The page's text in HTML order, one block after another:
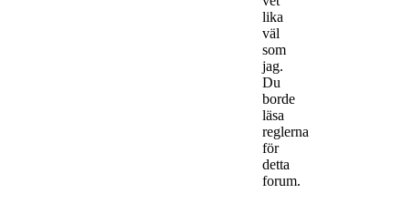
lika
väl
som
jag.
Du
borde
läsa
reglerna
för
detta
forum.